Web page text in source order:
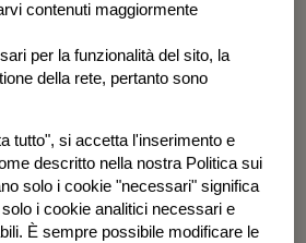
World Equity Fund
Global Equity High
contenuti maggiormente
per la funzionalità del sito, la
della rete, pertanto sono
tutto", si accetta l'inserimento e
descritto nella nostra Politica sui
solo i cookie "necessari" significa
i cookie analitici necessari e
È sempre possibile modificare le